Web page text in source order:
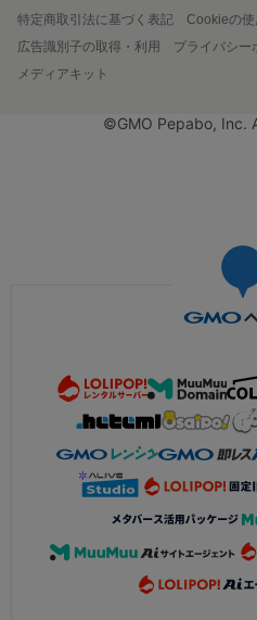
特定商取引法に基づく表記
Cookieの使
広告識別子の取得・利用
プライバシー
メディアキット
©GMO Pepabo, Inc.